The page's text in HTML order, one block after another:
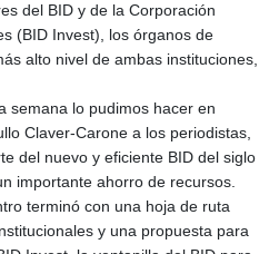
del BID y de la Corporación
(BID Invest), los órganos de
alto nivel de ambas instituciones,
semana lo pudimos hacer en
Claver-Carone a los periodistas,
del nuevo y eficiente BID del siglo
importante ahorro de recursos.
terminó con una hoja de ruta
y una propuesta para